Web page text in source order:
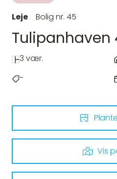
Leje Bolig nr. 45
Tulipanhaven
3 vær.
-
Vis